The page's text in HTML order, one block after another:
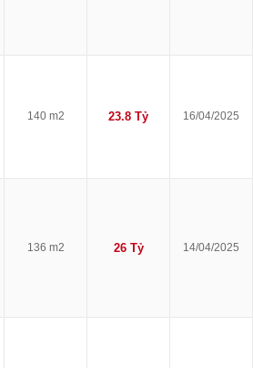
140 m2 23.8 Tỷ 16/04/2025
136 m2 26 Tỷ 14/04/2025